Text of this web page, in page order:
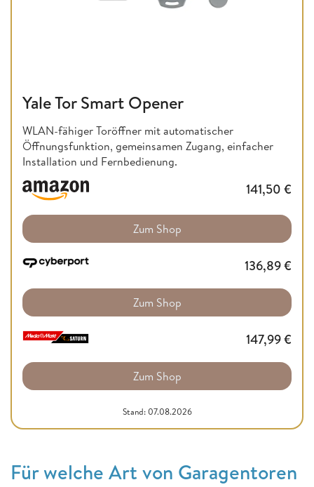
Yale Tor Smart Opener
WLAN-fähiger Toröffner mit automatischer
Öffnungsfunktion, gemeinsamen Zugang, einfacher
Installation und Fernbedienung.
141,50 €
Zum Shop
136,89€
Zum Shop
147,99€
Zum Shop
Stand: 07.08.2026
Für welche Art von Garagentoren